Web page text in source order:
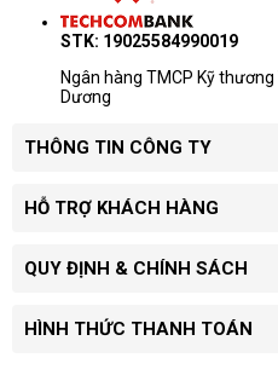
STK: 19025584990019
Ngân hàng TMCP Kỹ
Dương
THÔNG TIN CÔNG TY
HỖ TRỢ KHÁCH HÀNG
QUY ĐỊNH & CHÍNH SÁCH
HÌNH THỨC THANH TOÁN